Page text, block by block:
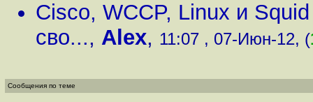
Cisco, WCCP, Linux и
сво..., Alex, 11:07 , 07-Июн-12, (
Сообщения по теме